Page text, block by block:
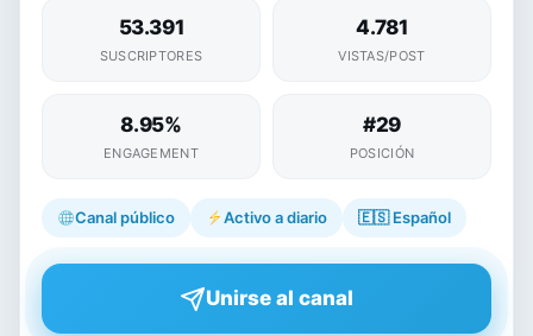
53.391
SUSCRIPTORES
4.781
VISTAS/POST
8.95%
ENGAGEMENT
#29
POSICIÓN
Canal público Activo a diario 🇪🇸Español
Unirse al canal